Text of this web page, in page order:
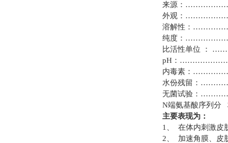
来源：
外观：
溶解性：
纯度：
比活性单位
：
pH：
内毒素：
水份残留：
无菌试验：
N端氨基酸序列分
主要表现为：
1、 在体内刺激皮
2、 加速角膜、皮